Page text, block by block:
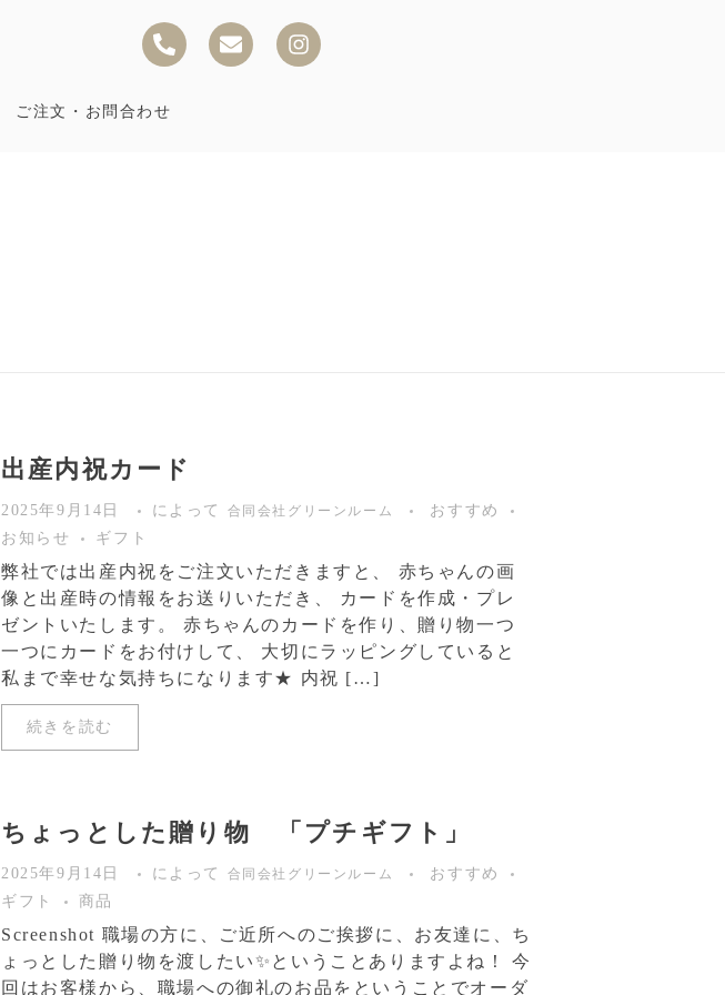
ご注文・お問合わせ
出産内祝カード
2025年9月14日 によって 合同会社グリーンルーム
おすすめ
お知らせ
ギフト
弊社では出産内祝をご注文いただきますと、 赤ちゃんの画
像と出産時の情報をお送りいただき、 カードを作成・プレ
ゼントいたします。 赤ちゃんのカードを作り、贈り物一つ
一つにカードをお付けして、 大切にラッピングしていると
私まで幸せな気持ちになります★ 内祝 […]
続きを読む
ちょっとした贈り物 「プチギフト」
2025年9月14日 によって 合同会社グリーンルーム
おすすめ
ギフト
商品
Screenshot 職場の方に、ご近所へのご挨拶に、お友達に、ち
ょっとした贈り物を渡したい✨ということありますよね！ 今
回はお客様から、職場への御礼のお品をということでオーダ